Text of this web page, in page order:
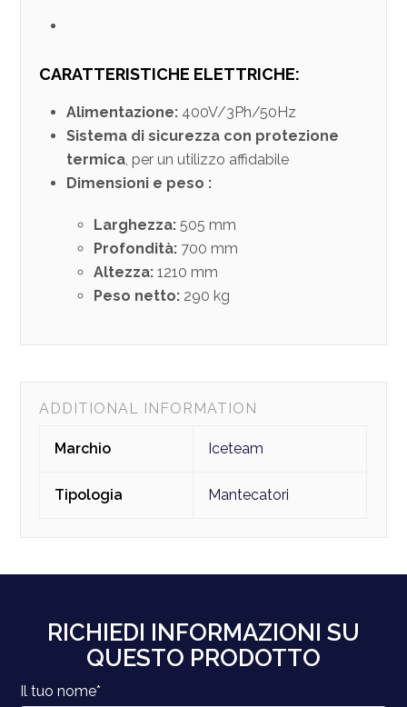
CARATTERISTICHE ELETTRICHE:
Alimentazione: 400V/3Ph/50Hz
Sistema di sicurezza con protezione
termica , per un utilizzo affidabile
Dimensioni e peso :
Larghezza: 505 mm
Profondità: 700 mm
Altezza: 1210 mm
Peso netto: 290 kg
ADDITIONAL INFORMATION
Marchio Iceteam
Tipologia Mantecatori
RICHIEDI INFORMAZIONI SU
QUESTO PRODOTTO
Il tuo nome*